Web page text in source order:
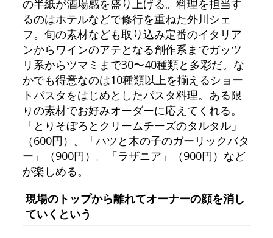
の半紙が酒場感を盛り上げる。料理を担当す
るのはホテルなどで修行を重ねた外川シェ
フ。旬の素材なども取り込み定番のイタリア
ンからワインのアテとなる創作系までガッツ
リ系からツマミまで30〜40種類と多彩だ。な
かでも得意なのは10種類以上を揃えるショー
トパスタをはじめとしたパスタ料理。ある限
りの素材でお好みオーダーに応えてくれる。
「とりそぼろとクリームチーズのタルタル」
（600円）。「ハツと木の子のガーリックバタ
ー」（900円）。「ラザニア」（900円）など
が楽しめる。
現場のトップから離れてオーナーの顔を消し
ていくという